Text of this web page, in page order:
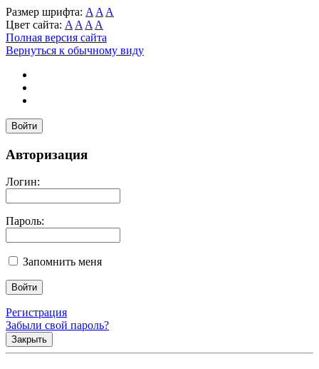
Размер шрифта: A A A
Цвет сайта: A A A A
Полная версия сайта
Вернуться к обычному виду
Войти
Авторизация
Логин:
Пароль:
Запомнить меня
Регистрация
Забыли свой пароль?
Закрыть